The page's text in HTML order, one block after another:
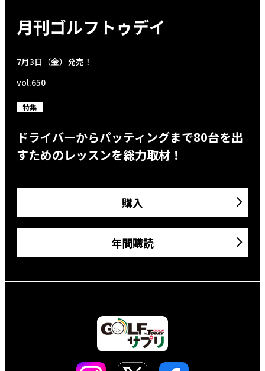
月刊ゴルフトゥデイ
7月3日（金）発売！
vol.650
特集
ドライバーからパッティングまで80台を出
すためのレッスンを総力取材！
購入
年間購読